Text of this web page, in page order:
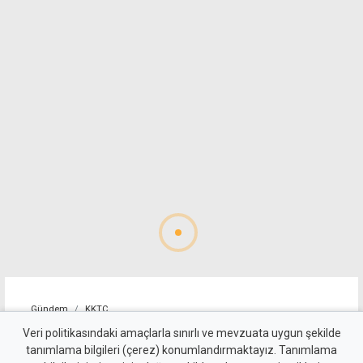
Gündem KKTC
Geçitköy'deki ölümlü kazada
Veri politikasındaki amaçlarla sınırlı ve mevzuata uygun şekilde
tanımlama bilgileri (çerez) konumlandırmaktayız. Tanımlama